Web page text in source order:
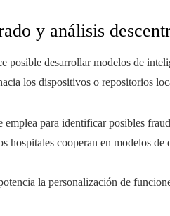
y análisis
posible desarrollar modelos de
los dispositivos o repositorios
para identificar posibles
hospitales cooperan en modelos
la personalización de